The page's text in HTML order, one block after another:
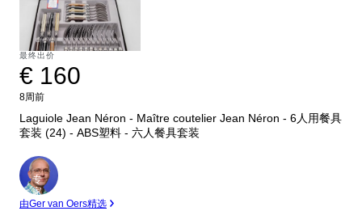
最终出价
€ 160
8周前
Laguiole Jean Néron - Maître coutelier Jean Néron - 6人用餐具
套装 (24) - ABS塑料 - 六人餐具套装
专
家
由Ger van Oers精选